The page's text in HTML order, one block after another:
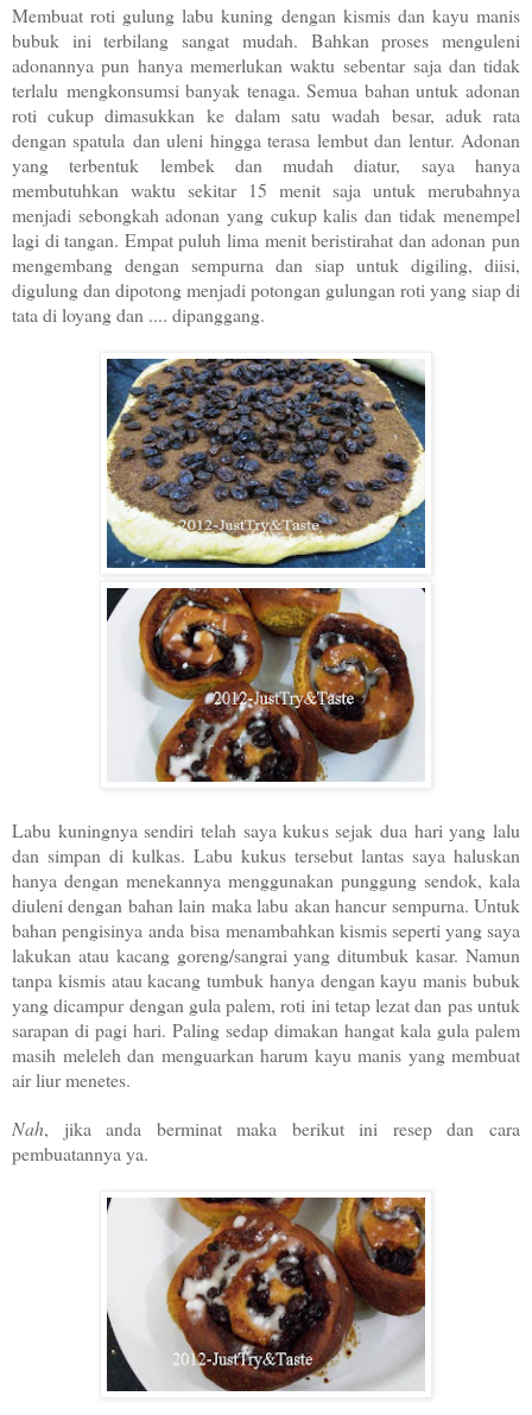
Membuat roti gulung labu kuning dengan kismis dan kayu manis
bubuk ini terbilang sangat mudah. Bahkan proses menguleni
adonannya pun hanya memerlukan waktu sebentar saja dan tidak
terlalu mengkonsumsi banyak tenaga. Semua bahan untuk adonan
roti cukup dimasukkan ke dalam satu wadah besar, aduk rata
dengan spatula dan uleni hingga terasa lembut dan lentur. Adonan
yang terbentuk lembek dan mudah diatur, saya hanya
membutuhkan waktu sekitar 15 menit saja untuk merubahnya
menjadi sebongkah adonan yang cukup kalis dan tidak menempel
lagi di tangan. Empat puluh lima menit beristirahat dan adonan pun
mengembang dengan sempurna dan siap untuk digiling, diisi,
digulung dan dipotong menjadi potongan gulungan roti yang siap di
tata di loyang dan .... dipanggang.
Labu kuningnya sendiri telah saya kukus sejak dua hari yang lalu
dan simpan di kulkas. Labu kukus tersebut lantas saya haluskan
hanya dengan menekannya menggunakan punggung sendok, kala
diuleni dengan bahan lain maka labu akan hancur sempurna. Untuk
bahan pengisinya anda bisa menambahkan kismis seperti yang saya
lakukan atau kacang goreng/sangrai yang ditumbuk kasar. Namun
tanpa kismis atau kacang tumbuk hanya dengan kayu manis bubuk
yang dicampur dengan gula palem, roti ini tetap lezat dan pas untuk
sarapan di pagi hari. Paling sedap dimakan hangat kala gula palem
masih meleleh dan menguarkan harum kayu manis yang membuat
air liur menetes.
Nah, jika anda berminat maka berikut ini resep dan cara
pembuatannya ya.